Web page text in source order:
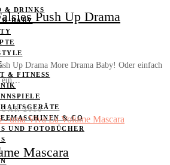
& DRINKS
BABY
& FITNESS
& CO
UND FOTOBÜCHER
Push Up Drama
Up Drama More Drama Baby! Oder einfach
ein…
2016
Mascara